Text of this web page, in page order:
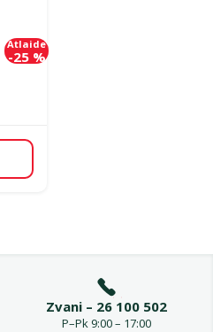
Atlaide
-25 %
grozam
Zvani – 26 100 502
P–Pk 9:00 – 17:00